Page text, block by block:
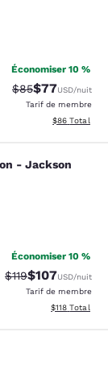
Économiser 10 %
Tarif barré :
$85Tarif réduit :
$77USD/nuit
Tarif de membre
Afficher les
$86 Total
-
- Jackson
Économiser 10 %
Tarif barré :
$119Tarif réduit :
$107USD/nuit
Tarif de membre
Afficher les
$118 Total